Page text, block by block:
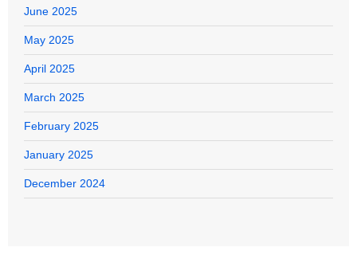
June 2025
May 2025
April 2025
March 2025
February 2025
January 2025
December 2024